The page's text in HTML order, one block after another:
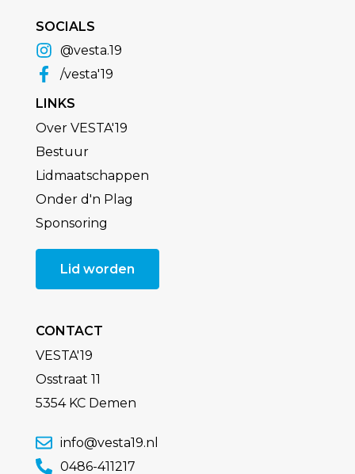
SOCIALS
@vesta.19
/vesta'19
LINKS
Over VESTA'19
Bestuur
Lidmaatschappen
Onder d'n Plag
Sponsoring
Lid worden
CONTACT
VESTA'19
Osstraat 11
5354 KC Demen
info@vesta19.nl
0486-411217